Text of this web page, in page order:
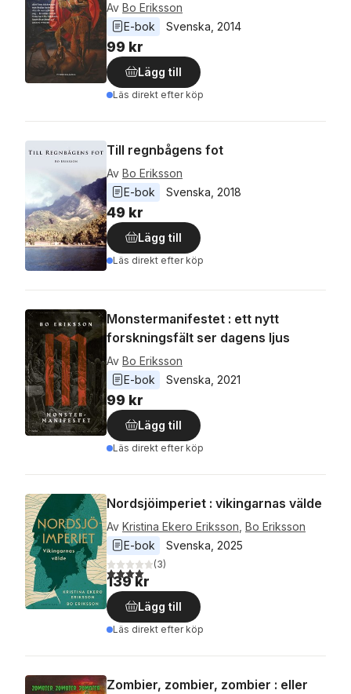
Av Bo Eriksson
E-bok
Svenska 2014
99 kr
Lägg till
Läs direkt efter köp
Till regnbågens fot
Av Bo Eriksson
E-bok
Svenska 2018
49 kr
Lägg till
Läs direkt efter köp
Monstermanifestet : ett nytt
forskningsfält ser dagens ljus
Av Bo Eriksson
E-bok
Svenska 2021
99 kr
Lägg till
Läs direkt efter köp
Nordsjöimperiet : vikingarnas välde
Av Kristina Ekero Eriksson Bo Eriksson
E-bok
Svenska 2025
4,0utav 5 stjärnor. Totalt antal röster:
(3)
139 kr
Lägg till
Läs direkt efter köp
Zombier, zombier, zombier : eller